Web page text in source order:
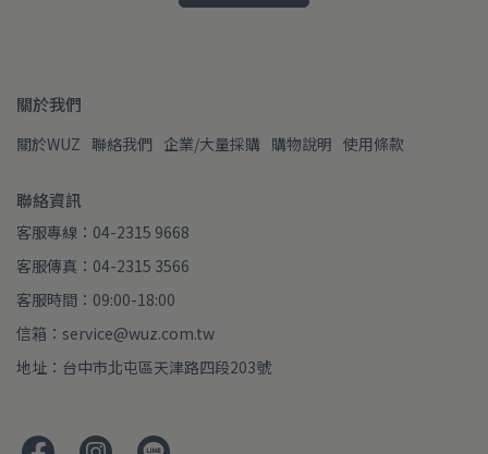
關於我們
關於WUZ 聯絡我們 企業/大量採購 購物說明 使用條款
聯絡資訊
客服專線：04-2315 9668
客服傳真：04-2315 3566
客服時間：09:00-18:00
信箱：service@wuz.com.tw
地址：台中市北屯區天津路四段203號